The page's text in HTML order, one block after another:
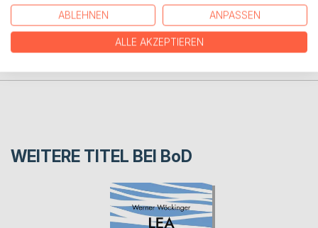
PRESSESTIMMEN
WEITERE TITEL BEI BoD
ABLEHNEN ANPASSEN
ALLE AKZEPTIEREN